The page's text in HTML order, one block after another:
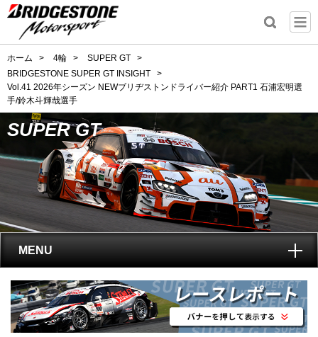
ホーム > 4輪 > SUPER GT
>
BRIDGESTONE SUPER GT INSIGHT
>
Vol.41 2026年シーズン NEWブリヂストンドライバー紹介 PART1 石浦宏明選
手/鈴木斗輝哉選手
SUPER GT
MENU
トップ
SUPER GTとは?